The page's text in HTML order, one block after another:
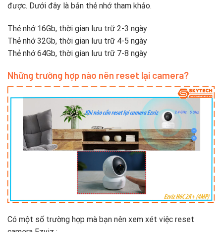
được. Dưới đây là bản thẻ nhớ tham khảo.
Thẻ nhớ 16Gb, thời gian lưu trữ 2-3 ngày
Thẻ nhớ 32Gb, thời gian lưu trữ 4-5 ngày
Thẻ nhớ 64Gb, thời gian lưu trữ 7-8 ngày
Những trường hợp nào nên reset lại camera?
Có một số trường hợp mà bạn nên xem xét việc reset